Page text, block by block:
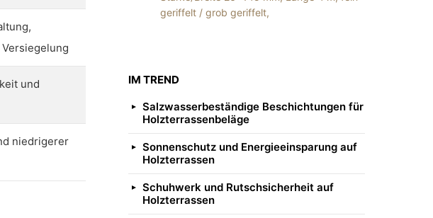
und
niedrigerer
geriffelt / grob geriffelt,
IM TREND
Salzwasserbeständige Beschichtungen für
Holzterrassenbeläge
Sonnenschutz und Energieeinsparung auf
Holzterrassen
Schuhwerk und Rutschsicherheit auf
Holzterrassen